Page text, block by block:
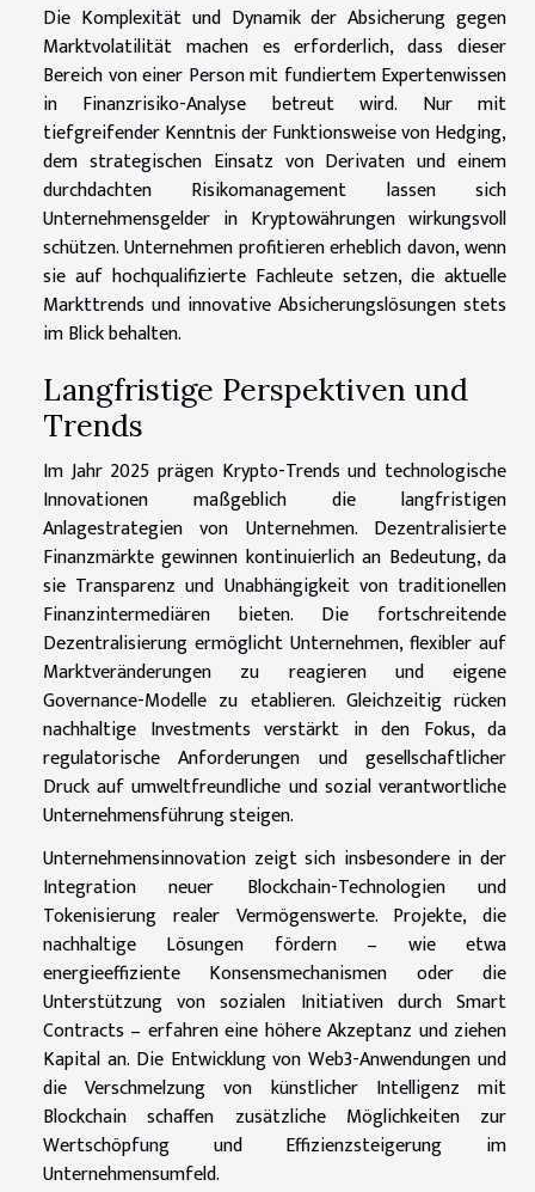
Die Komplexität und Dynamik der Absicherung gegen
Marktvolatilität machen es erforderlich, dass dieser
Bereich von einer Person mit fundiertem Expertenwissen
in Finanzrisiko-Analyse betreut wird. Nur mit
tiefgreifender Kenntnis der Funktionsweise von Hedging,
dem strategischen Einsatz von Derivaten und einem
durchdachten Risikomanagement lassen sich
Unternehmensgelder in Kryptowährungen wirkungsvoll
schützen. Unternehmen profitieren erheblich davon, wenn
sie auf hochqualifizierte Fachleute setzen, die aktuelle
Markttrends und innovative Absicherungslösungen stets
im Blick behalten.
Langfristige Perspektiven und
Trends
Im Jahr 2025 prägen Krypto-Trends und technologische
Innovationen maßgeblich die langfristigen
Anlagestrategien von Unternehmen. Dezentralisierte
Finanzmärkte gewinnen kontinuierlich an Bedeutung, da
sie Transparenz und Unabhängigkeit von traditionellen
Finanzintermediären bieten. Die fortschreitende
Dezentralisierung ermöglicht Unternehmen, flexibler auf
Marktveränderungen zu reagieren und eigene
Governance-Modelle zu etablieren. Gleichzeitig rücken
nachhaltige Investments verstärkt in den Fokus, da
regulatorische Anforderungen und gesellschaftlicher
Druck auf umweltfreundliche und sozial verantwortliche
Unternehmensführung steigen.
Unternehmensinnovation zeigt sich insbesondere in der
Integration neuer Blockchain-Technologien und
Tokenisierung realer Vermögenswerte. Projekte, die
nachhaltige Lösungen fördern – wie etwa
energieeffiziente Konsensmechanismen oder die
Unterstützung von sozialen Initiativen durch Smart
Contracts – erfahren eine höhere Akzeptanz und ziehen
Kapital an. Die Entwicklung von Web3-Anwendungen und
die Verschmelzung von künstlicher Intelligenz mit
Blockchain schaffen zusätzliche Möglichkeiten zur
Wertschöpfung und Effizienzsteigerung im
Unternehmensumfeld.